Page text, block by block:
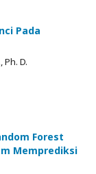
Pada
D.
Forest
Memprediksi